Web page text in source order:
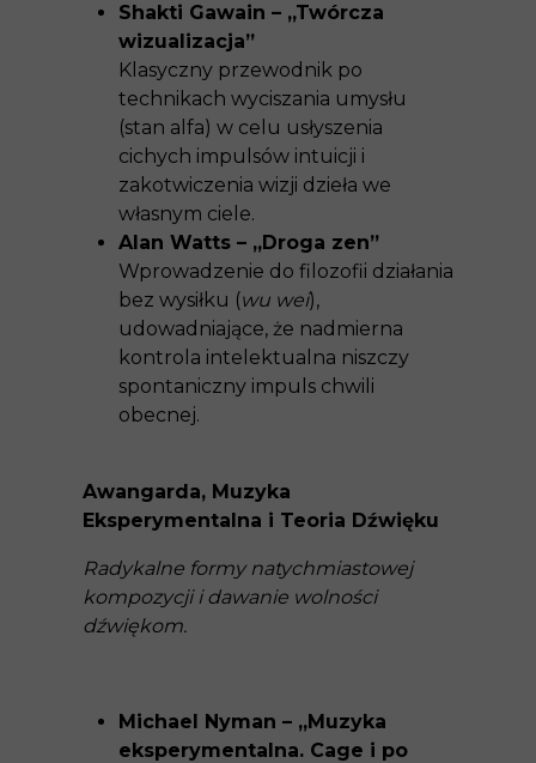
Shakti Gawain – „Twórcza
wizualizacja”
Klasyczny przewodnik po
technikach wyciszania umysłu
(stan alfa) w celu usłyszenia
cichych impulsów intuicji i
zakotwiczenia wizji dzieła we
własnym ciele.
Alan Watts – „Droga zen”
Wprowadzenie do filozofii działania
bez wysiłku (wu wei),
udowadniające, że nadmierna
kontrola intelektualna niszczy
spontaniczny impuls chwili
obecnej.
Awangarda, Muzyka
Eksperymentalna i Teoria Dźwięku
Radykalne formy natychmiastowej
kompozycji i dawanie wolności
dźwiękom.
Michael Nyman – „Muzyka
eksperymentalna. Cage i po